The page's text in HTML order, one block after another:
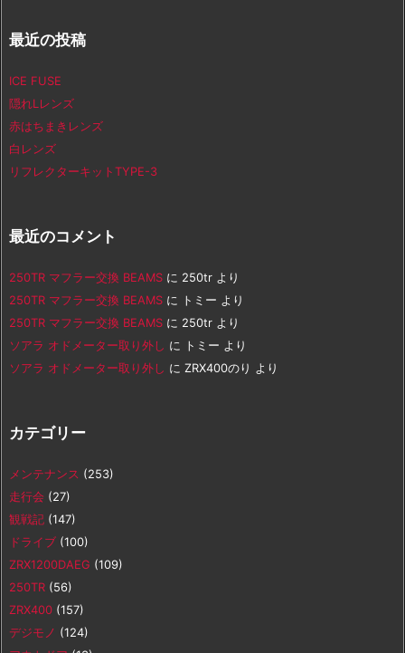
最近の投稿
ICE FUSE
隠れLレンズ
赤はちまきレンズ
白レンズ
リフレクターキットTYPE-3
最近のコメント
250TR マフラー交換 BEAMS に 250tr より
250TR マフラー交換 BEAMS に トミー より
250TR マフラー交換 BEAMS に 250tr より
ソアラ オドメーター取り外し に トミー より
ソアラ オドメーター取り外し に ZRX400のり より
カテゴリー
メンテナンス (253)
走行会 (27)
観戦記 (147)
ドライブ (100)
ZRX1200DAEG (109)
250TR (56)
ZRX400 (157)
デジモノ (124)